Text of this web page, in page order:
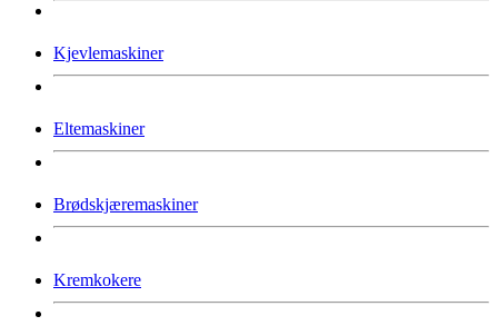
Kjevlemaskiner
Eltemaskiner
Brødskjæremaskiner
Kremkokere